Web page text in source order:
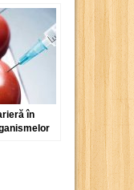
genetic
în